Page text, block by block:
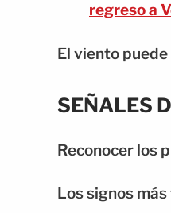
regreso a
El viento
SEÑALES
Reconocer los
Los signos